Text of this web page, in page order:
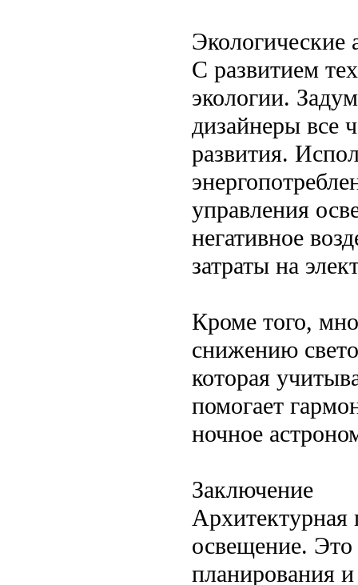
Экологические
С развитием
экологии.
дизайнеры все
развития.
управления
негативное
затраты на
Кроме того,
снижению
которая
помогает
ночное
Заключение
Архитектурная
освещение. Это
планирования